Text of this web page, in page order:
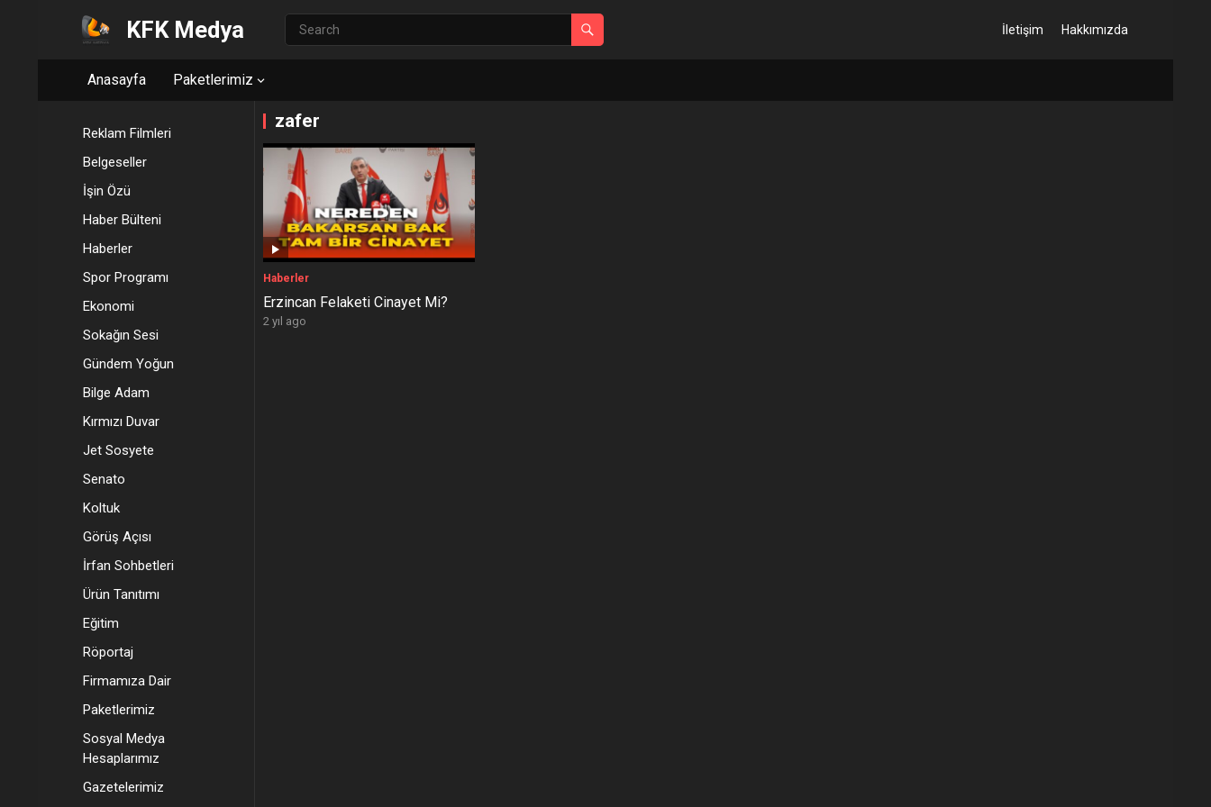
KFK Medya İletişim Hakkımızda
Anasayfa Paketlerimiz
Reklam Filmleri
Belgeseller
İşin Özü
Haber Bülteni
Haberler
Spor Programı
Ekonomi
Sokağın Sesi
Gündem Yoğun
Bilge Adam
Kırmızı Duvar
Jet Sosyete
Senato
Koltuk
Görüş Açısı
İrfan Sohbetleri
Ürün Tanıtımı
Eğitim
Röportaj
Firmamıza Dair
Paketlerimiz
Sosyal Medya
Hesaplarımız
Gazetelerimiz
zafer
Haberler
Erzincan Felaketi Cinayet Mi?
2 yıl ago